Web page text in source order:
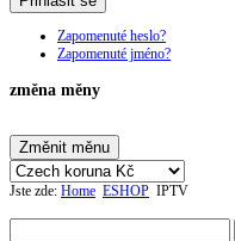
Zapomenuté heslo?
Zapomenuté jméno?
změna měny
Jste zde: Home ESHOP IPTV